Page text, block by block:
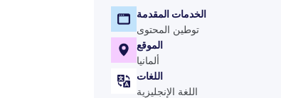
الخدمات المقدمة
توطين المحتوى
الموقع
ألمانيا
اللغات
اللغة الإنجليزية